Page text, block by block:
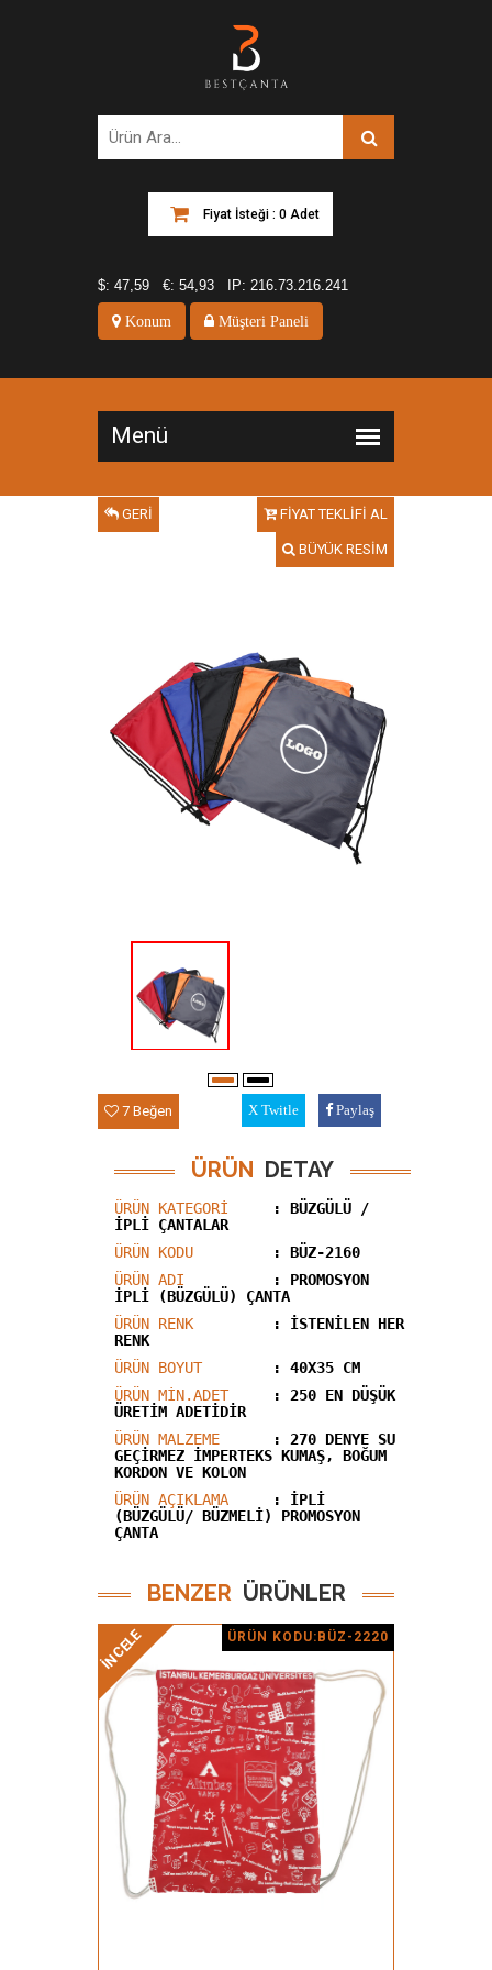
Fiyat İsteği : 0 Adet
$: 47,59 €: 54,93 IP: 216.73.216.241
Konum Müşteri Paneli
GERİ FİYAT TEKLİFİ AL
BÜYÜK RESİM
7 Beğen Paylaş
Twitle
ÜRÜN DETAY
ÜRÜN KATEGORİ
: BÜZGÜLÜ /
İPLİ ÇANTALAR
ÜRÜN KODU
: BÜZ-2160
ÜRÜN ADI
: PROMOSYON
İPLİ (BÜZGÜLÜ) ÇANTA
ÜRÜN RENK
: İSTENİLEN HER
RENK
ÜRÜN BOYUT
: 40X35 CM
ÜRÜN MİN.ADET
: 250 EN DÜŞÜK
ÜRETİM ADETİDİR
ÜRÜN MALZEME
: 270 DENYE SU
GEÇİRMEZ İMPERTEKS KUMAŞ, BOĞUM
KORDON VE KOLON
ÜRÜN AÇIKLAMA
: İPLİ
(BÜZGÜLÜ/ BÜZMELİ) PROMOSYON
ÇANTA
BENZER ÜRÜNLER
İNCELE ÜRÜN KODU:BÜZ-2220
Ürün Detay